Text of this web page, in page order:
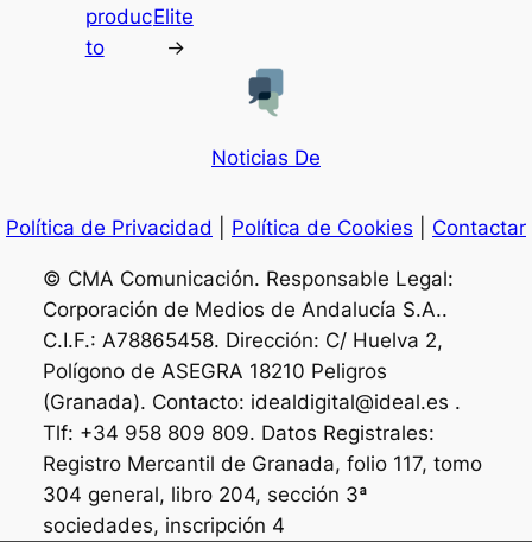
produc
to
Elite
→
Noticias De
Política de Privacidad Política de Cookies Contactar
© CMA Comunicación. Responsable Legal:
Corporación de Medios de Andalucía S.A..
C.I.F.: A78865458. Dirección: C/ Huelva 2,
Polígono de ASEGRA 18210 Peligros
(Granada). Contacto: idealdigital@ideal.es .
Tlf: +34 958 809 809. Datos Registrales:
Registro Mercantil de Granada, folio 117, tomo
304 general, libro 204, sección 3ª
sociedades, inscripción 4